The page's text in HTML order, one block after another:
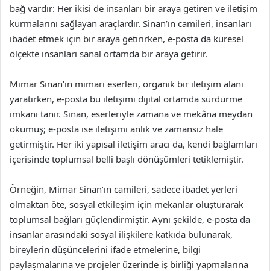
bağ vardır: Her ikisi de insanları bir araya getiren ve iletişim
kurmalarını sağlayan araçlardır. Sinan’ın camileri, insanları
ibadet etmek için bir araya getirirken, e-posta da küresel
ölçekte insanları sanal ortamda bir araya getirir.
Mimar Sinan’ın mimari eserleri, organik bir iletişim alanı
yaratırken, e-posta bu iletişimi dijital ortamda sürdürme
imkanı tanır. Sinan, eserleriyle zamana ve mekâna meydan
okumuş; e-posta ise iletişimi anlık ve zamansız hale
getirmiştir. Her iki yapısal iletişim aracı da, kendi bağlamları
içerisinde toplumsal belli başlı dönüşümleri tetiklemiştir.
Örneğin, Mimar Sinan’ın camileri, sadece ibadet yerleri
olmaktan öte, sosyal etkileşim için mekanlar oluşturarak
toplumsal bağları güçlendirmiştir. Aynı şekilde, e-posta da
insanlar arasındaki sosyal ilişkilere katkıda bulunarak,
bireylerin düşüncelerini ifade etmelerine, bilgi
paylaşmalarına ve projeler üzerinde iş birliği yapmalarına